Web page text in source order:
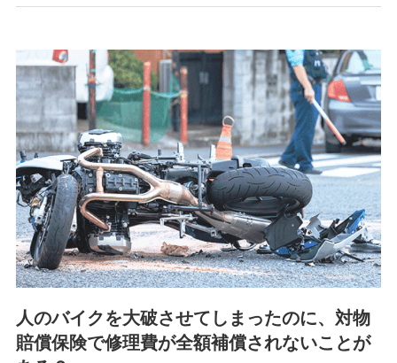
取引先としての選定業務、営業情報の提供業務、契約締結手
続き業務、取引管理業務、およびこれらに準ずる業務の遂行
のため
9.お問い合わせ情報
各種お問い合わせに対応するため
10.受託業務の 個人情報
受託業務の遂行およびこれらに準ずる業務の遂行のため
11.マイカー通勤管理クラウド並びに法人向けASPサー
ビスに関してのお問い合わせ情報
各種お問い合わせに対応するため
当社のサービスに関する情報提供や、皆様に有用なお知らせ
をお送りするため
人のバイクを大破させてしまったのに、対物
賠償保険で修理費が全額補償されないことが